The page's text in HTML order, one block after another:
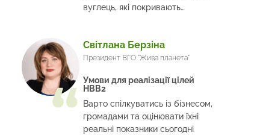
вуглець, які покривають
Світлана Берзіна
Президент ВГО "Жива планета"
Умови для реалізації цілей
НВВ2
Варто спілкуватись із бізнесом,
громадами та оцінювати їхні
реальні показники сьогодні